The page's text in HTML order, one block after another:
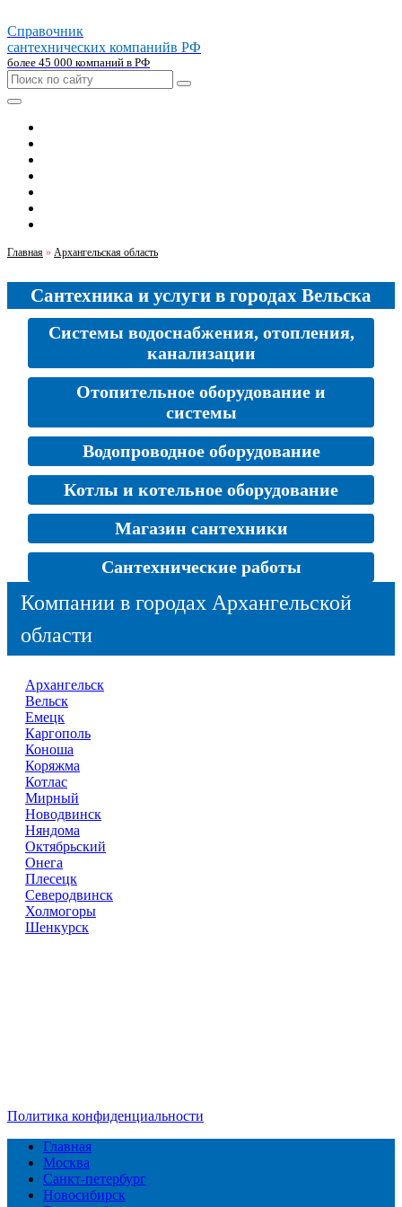
Справочник
сантехнических компанийв РФ
более 45 000 компаний в РФ
Главная » Архангельская область
Сантехника и услуги в городах Вельска
Системы водоснабжения, отопления,
канализации
Отопительное оборудование и
системы
Водопроводное оборудование
Котлы и котельное оборудование
Магазин сантехники
Сантехнические работы
Компании в городах Архангельской
области
Архангельск
Вельск
Емецк
Каргополь
Коноша
Коряжма
Котлас
Мирный
Новодвинск
Няндома
Октябрьский
Онега
Плесецк
Северодвинск
Холмогоры
Шенкурск
Политика конфиденциальности
Главная
Москва
Санкт-петербург
Новосибирск